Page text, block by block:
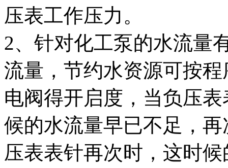
压表工作压力。
2、针对化工泵的水流量
流量，节约水资源可按
电阀得开启度，当负压
候的水流量早已不足，
压表表针再次时，这时